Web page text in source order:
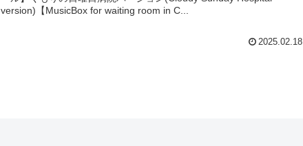
version)【MusicBox for waiting room in C...
2025.02.18